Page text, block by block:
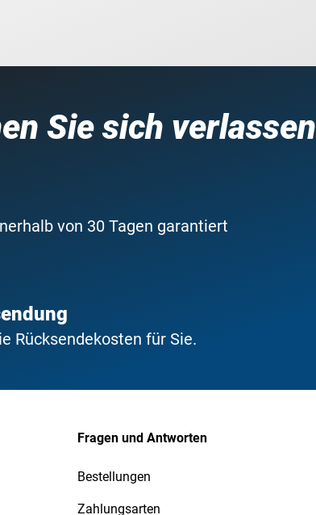
Sie sich verlassen
von 30 Tagen garantiert
Rücksendekosten für Sie.
Fragen und Antworten
Bestellungen
Zahlungsarten